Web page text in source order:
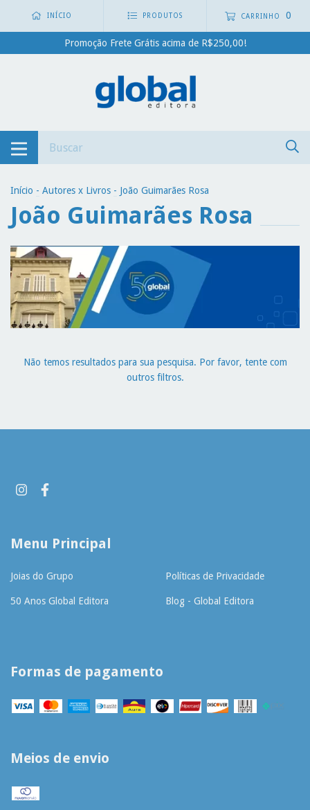
INÍCIO PRODUTOS CARRINHO 0
Promoção Frete Grátis acima de R$250,00!
Início - Autores x Livros - João Guimarães Rosa
João Guimarães Rosa
Não temos resultados para sua pesquisa. Por favor, tente com
outros filtros.
Menu Principal
Joias do Grupo Políticas de Privacidade
50 Anos Global Editora Blog - Global Editora
Formas de pagamento
Meios de envio